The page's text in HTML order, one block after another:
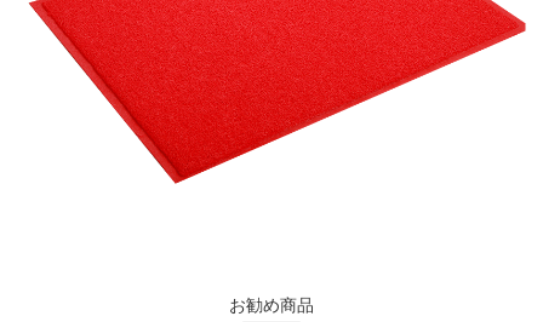
お勧め商品